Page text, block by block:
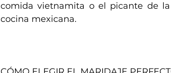
comida vietnamita o el picante de la
cocina mexicana.